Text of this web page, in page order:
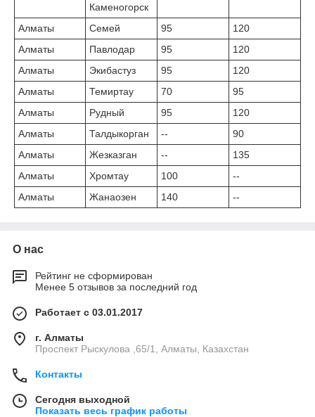
Каменогорск
Алматы Семей 95
120
Алматы
Павлодар 95
120
Алматы
Экибастуз 95
120
Алматы
Темиртау 70
95
Алматы
Рудный 95
120
Алматы
Талдыкорган --
90
Алматы
Жезказган --
135
Алматы
Хромтау 100
--
Алматы
Жанаозен 140 --
О нас
Рейтинг не сформирован
Менее 5 отзывов за последний год
Работает с 03.01.2017
г. Алматы
Проспект Рыскулова ,65/1, Алматы, Казахстан
Контакты
Сегодня выходной
Показать весь график работы